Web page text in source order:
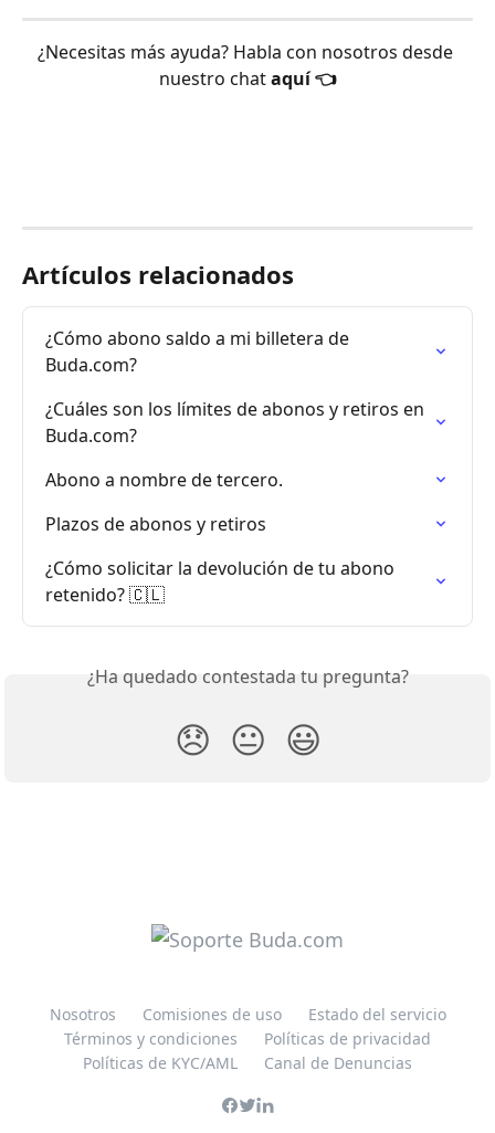
¿Necesitas más ayuda? Habla con nosotros desde
nuestro chat aquí 👈
Artículos relacionados
¿Cómo abono saldo a mi billetera de
Buda.com?
¿Cuáles son los límites de abonos y retiros en
Buda.com?
Abono a nombre de tercero.
Plazos de abonos y retiros
¿Cómo solicitar la devolución de tu abono
retenido? 🇨🇱
¿Ha quedado contestada tu pregunta?
😞 😐 😃
Nosotros Comisiones de uso
Estado del servicio
Términos y condiciones
Políticas de privacidad
Políticas de KYC/AML
Canal de Denuncias